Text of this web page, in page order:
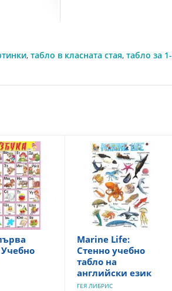
, табло в класната стая, табло за
Учебно
Marine Life:
Стенно учебно
табло на
английски език
ГЕЯ ЛИБРИС